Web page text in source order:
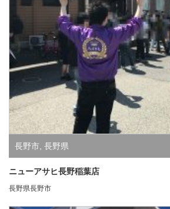
長野市 長野県
ニューアサヒ長野稲葉店
長野県長野市